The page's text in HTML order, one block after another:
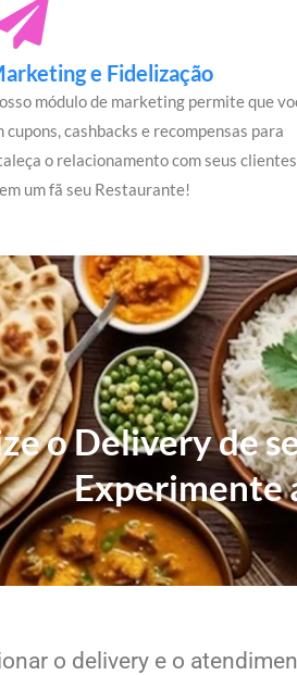
e Fidelização
módulo de marketing permite que
cashbacks e recompensas para
o relacionamento com seus
um fã seu Restaurante!
o Delivery de
Experimente
o delivery e o